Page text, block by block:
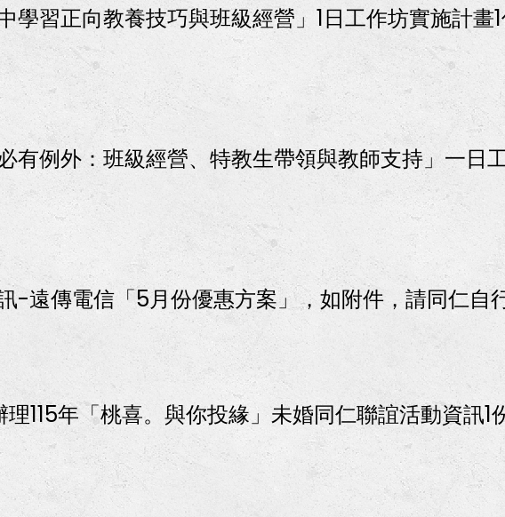
習正向教養技巧與班級經營」1日工作坊實施計畫
例外：班級經營、特教生帶領與教師支持」一日
-遠傳電信「5月份優惠方案」，如附件，請同仁自
115年「桃喜。與你投緣」未婚同仁聯誼活動資訊1